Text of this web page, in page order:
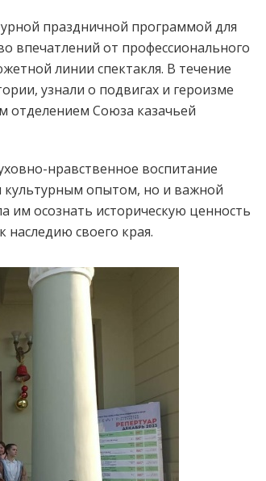
праздничной программой для
впечатлений от профессионального
линии спектакля. В течение
узнали о подвигах и героизме
отделением Союза казачьей
нравственное воспитание
культурным опытом, но и важной
им осознать историческую ценность
наследию своего края.